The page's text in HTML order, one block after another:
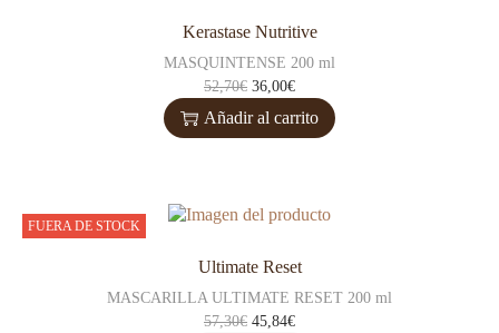
Kerastase Nutritive
MASQUINTENSE 200 ml
52,70€ 36,00€
Añadir al carrito
FUERA DE STOCK
Ultimate Reset
MASCARILLA ULTIMATE RESET 200 ml
57,30€ 45,84€